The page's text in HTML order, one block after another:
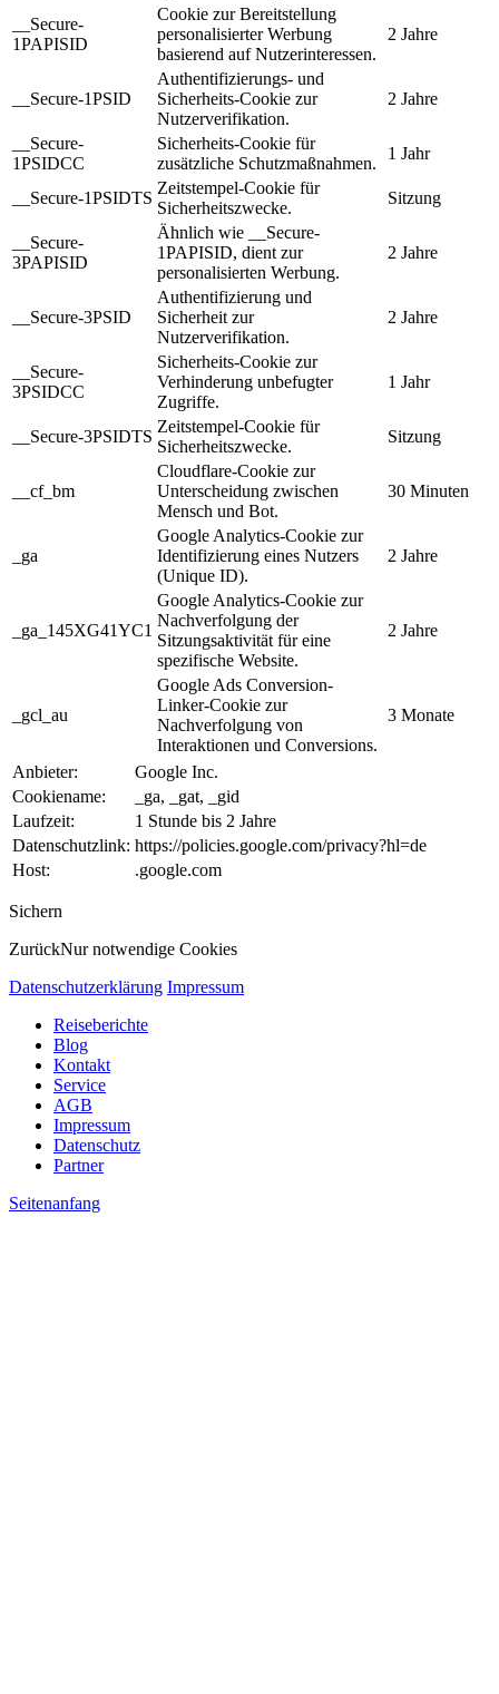
__Secure-
1PAPISID
Cookie zur Bereitstellung
personalisierter Werbung
basierend auf Nutzerinteressen.
2 Jahre
__Secure-1PSID
Authentifizierungs- und
Sicherheits-Cookie zur
Nutzerverifikation.
2 Jahre
__Secure-
1PSIDCC
Sicherheits-Cookie für
zusätzliche Schutzmaßnahmen.
1 Jahr
__Secure-1PSIDTS
Zeitstempel-Cookie für
Sicherheitszwecke.
Sitzung
__Secure-
3PAPISID
Ähnlich wie __Secure-
1PAPISID, dient zur
personalisierten Werbung.
2 Jahre
__Secure-3PSID
Authentifizierung und
Sicherheit zur
Nutzerverifikation.
2 Jahre
__Secure-
3PSIDCC
Sicherheits-Cookie zur
Verhinderung unbefugter
Zugriffe.
1 Jahr
__Secure-3PSIDTS
Zeitstempel-Cookie für
Sicherheitszwecke.
Sitzung
__cf_bm
Cloudflare-Cookie zur
Unterscheidung zwischen
Mensch und Bot.
30 Minuten
_ga
Google Analytics-Cookie zur
Identifizierung eines Nutzers
(Unique ID).
2 Jahre
_ga_145XG41YC1
Google Analytics-Cookie zur
Nachverfolgung der
Sitzungsaktivität für eine
spezifische Website.
2 Jahre
_gcl_au
Google Ads Conversion-
Linker-Cookie zur
Nachverfolgung von
Interaktionen und Conversions.
3 Monate
Anbieter:
Google Inc.
Cookiename:
_ga, _gat, _gid
Laufzeit:
1 Stunde bis 2 Jahre
Datenschutzlink: https://policies.google.com/privacy?hl=de
Host:
.google.com
Sichern
ZurückNur notwendige Cookies
Datenschutzerklärung Impressum
Reiseberichte
Blog
Kontakt
Service
AGB
Impressum
Datenschutz
Partner
Seitenanfang